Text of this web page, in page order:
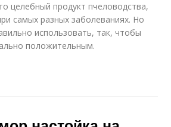
целебный продукт пчеловодства,
самых разных заболеваниях. Но
использовать, так, чтобы
положительным.